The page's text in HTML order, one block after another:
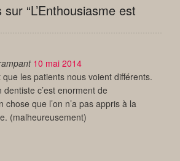
“L’Enthousiasme est
10 mai 2014
que les patients nous voient différents.
dentiste c’est enorment de
chose que l’on n’a pas appris à la
(malheureusement)